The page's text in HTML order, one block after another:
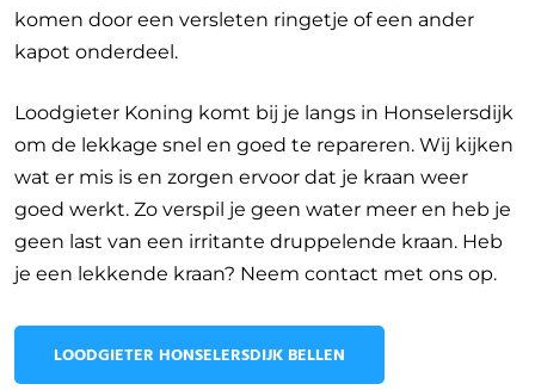
komen door een versleten ringetje of een ander
kapot onderdeel.
Loodgieter Koning komt bij je langs in Honselersdijk
om de lekkage snel en goed te repareren. Wij kijken
wat er mis is en zorgen ervoor dat je kraan weer
goed werkt. Zo verspil je geen water meer en heb je
geen last van een irritante druppelende kraan. Heb
je een lekkende kraan? Neem contact met ons op.
LOODGIETER HONSELERSDIJK BELLEN